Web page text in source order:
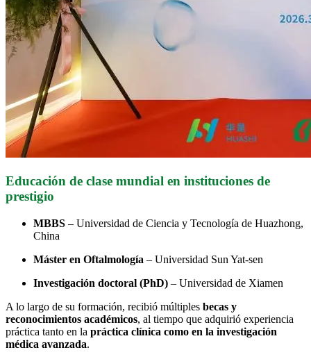
Educación de clase mundial en instituciones de
prestigio
MBBS – Universidad de Ciencia y Tecnología de Huazhong,
China
Máster en Oftalmología – Universidad Sun Yat-sen
Investigación doctoral (PhD) – Universidad de Xiamen
A lo largo de su formación, recibió múltiples becas y
reconocimientos académicos, al tiempo que adquirió experiencia
práctica tanto en la práctica clínica como en la investigación
médica avanzada.